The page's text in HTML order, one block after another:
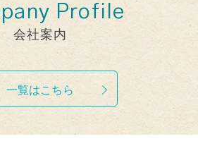
Profile
会社案内
一覧はこちら